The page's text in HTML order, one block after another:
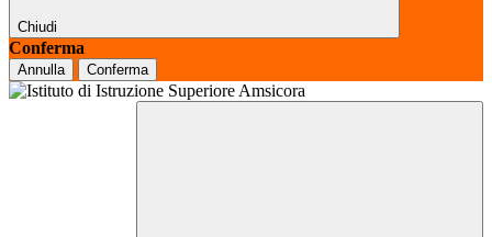
Chiudi
Conferma
Annulla Conferma